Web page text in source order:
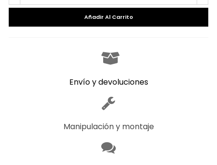
Añadir Al Carrito
Envío y devoluciones
Manipulación y montaje